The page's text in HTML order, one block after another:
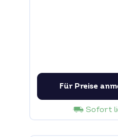
Für Preise
Sofort